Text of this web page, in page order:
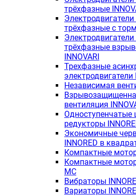
трёхфазные
трёхфазные с
трёхфазные
INNOVARI
Трехфазные
электродвигатели
Независимая
вентиляция
Одноступенчатые
редукторы
Экономичные
INNORED в
Компактные
Компактные
MC
Вибраторы
Вариаторы